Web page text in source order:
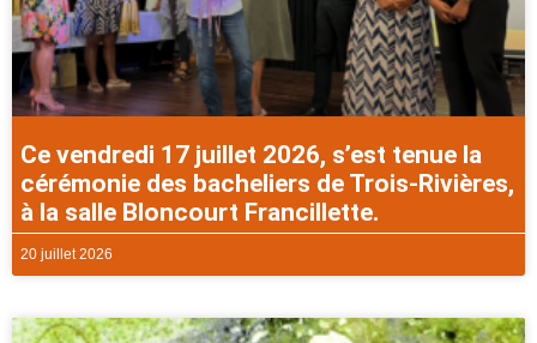
Ce vendredi 17 juillet 2026, s’est tenue la
cérémonie des bacheliers de Trois-Rivières,
à la salle Bloncourt Francillette.
20 juillet 2026